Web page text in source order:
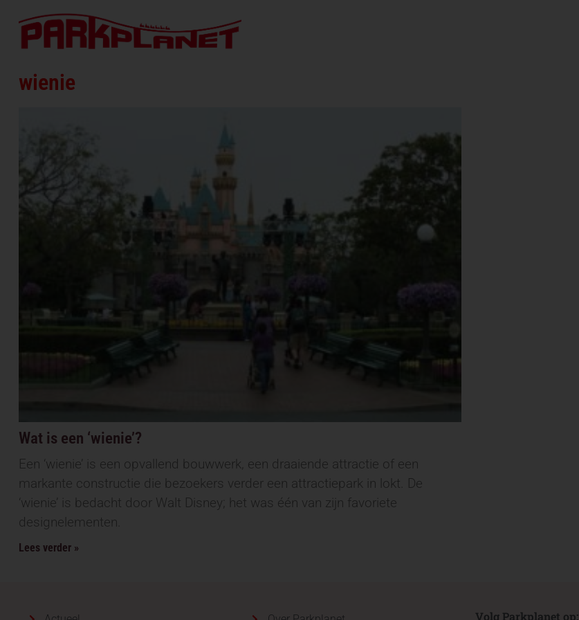
wienie
Wat is een ‘wienie’?
Een ‘wienie’ is een opvallend bouwwerk, een draaiende attractie of een
markante constructie die bezoekers verder een attractiepark in lokt. De
‘wienie’ is bedacht door Walt Disney; het was één van zijn favoriete
designelementen.
Lees verder »
Volg Parkplanet op: